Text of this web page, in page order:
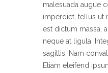
malesuada augue
imperdiet, tellus ut
est dictum massa,
neque at ligula.
sagittis. Nam
Etiam eleifend